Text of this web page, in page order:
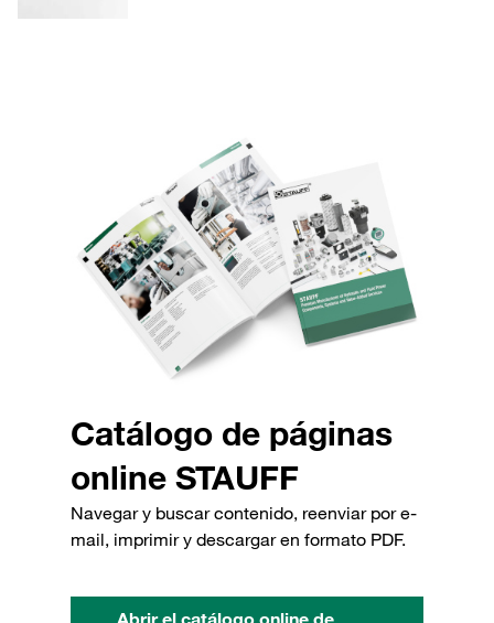
Catálogo de páginas
online STAUFF
Navegar y buscar contenido, reenviar por e-
mail, imprimir y descargar en formato PDF.
Abrir el catálogo online de